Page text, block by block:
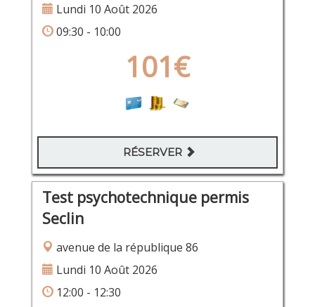
Lundi 10 Août 2026
09:30 - 10:00
101€
RÉSERVER
Test psychotechnique permis
Seclin
avenue de la république 86
Lundi 10 Août 2026
12:00 - 12:30